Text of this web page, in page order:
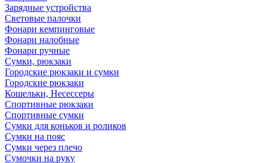
Зарядные устройства
Световые палочки
Фонари кемпинговые
Фонари налобные
Фонари ручные
Сумки, рюкзаки
Городские рюкзаки и сумки
Городские рюкзаки
Кошельки, Несессеры
Спортивные рюкзаки
Спортивные сумки
Сумки для коньков и роликов
Сумки на пояс
Сумки через плечо
Сумочки на руку